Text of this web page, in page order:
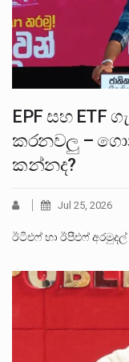
EPF සහ
කරනවලු –
කන්නද?
Jul 25, 2026
ඊටීඑෆ් හා ඊපීඑෆ්